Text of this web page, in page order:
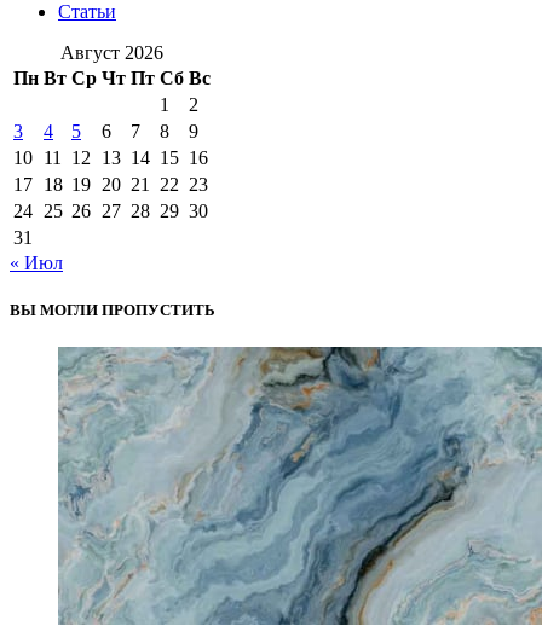
Статьи
Август 2026
Пн Вт Ср Чт Пт Сб Вс
1
2
3
4 5 6 7 8
9
10 11 12 13 14 15 16
17 18 19 20 21 22 23
24 25 26 27 28 29 30
31
« Июл
ВЫ МОГЛИ ПРОПУСТИТЬ